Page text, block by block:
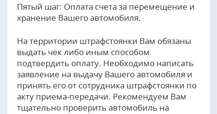
Пятый шаг: Оплата счета за перемещение и
хранение Вашего автомобиля.
На территории штрафстоянки Вам обязаны
выдать чек либо иным способом
подтвердить оплату. Необходимо написать
заявление на выдачу Вашего автомобиля и
принять его от сотрудника штрафстоянки по
акту приема-передачи. Рекомендуем Вам
тщательно проверить автомобиль на